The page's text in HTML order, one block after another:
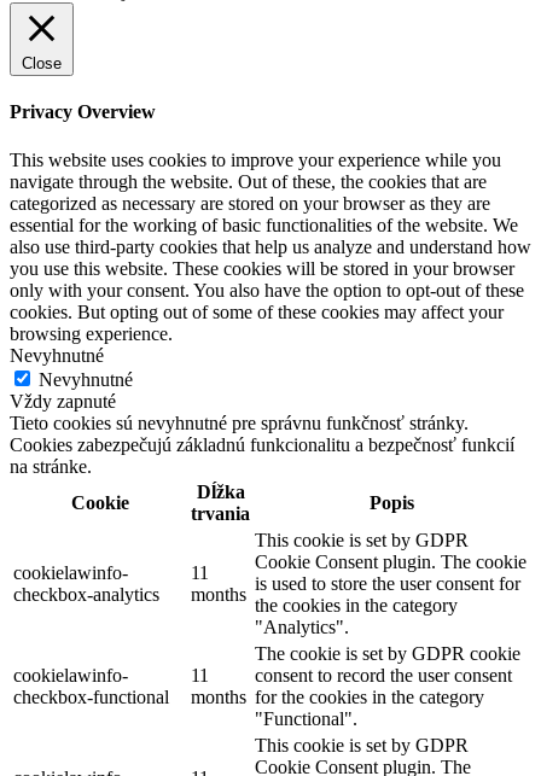
Close
Privacy Overview
This website uses cookies to improve your experience while you
navigate through the website. Out of these, the cookies that are
categorized as necessary are stored on your browser as they are
essential for the working of basic functionalities of the website. We
also use third-party cookies that help us analyze and understand how
you use this website. These cookies will be stored in your browser
only with your consent. You also have the option to opt-out of these
cookies. But opting out of some of these cookies may affect your
browsing experience.
Nevyhnutné
Nevyhnutné
Vždy zapnuté
Tieto cookies sú nevyhnutné pre správnu funkčnosť stránky.
Cookies zabezpečujú základnú funkcionalitu a bezpečnosť funkcií
na stránke.
Cookie
Dĺžka
trvania
Popis
cookielawinfo-
checkbox-analytics
11
months
This cookie is set by GDPR
Cookie Consent plugin. The cookie
is used to store the user consent for
the cookies in the category
"Analytics".
cookielawinfo-
checkbox-functional
11
months
The cookie is set by GDPR cookie
consent to record the user consent
for the cookies in the category
"Functional".
This cookie is set by GDPR
Cookie Consent plugin. The